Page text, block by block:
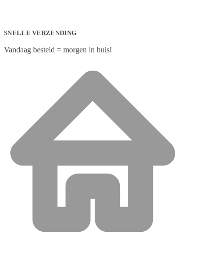
SNELLE VERZENDING
Vandaag besteld = morgen in huis!